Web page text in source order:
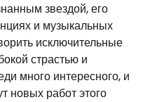
звездой, его
и музыкальных
исключительные
страстью и
много интересного, и
новых работ этого